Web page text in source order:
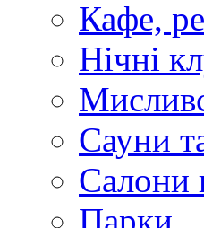
Кафе,
Нічні
Сауни
Салони
Парки